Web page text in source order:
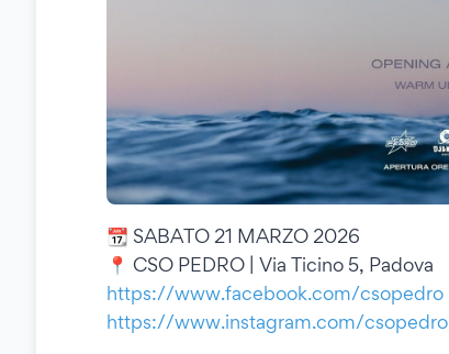
📆 SABATO 21 MARZO 2026
📍 CSO PEDRO | Via Ticino 5, Padova
https://www.facebook.com/csopedro
https://www.instagram.com/csopedro